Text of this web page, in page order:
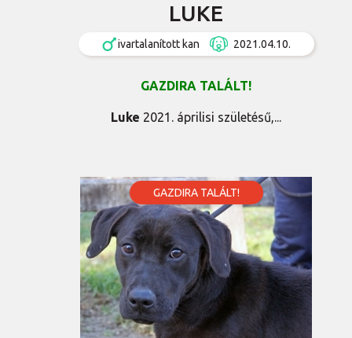
LUKE
ivartalanított kan 2021.04.10.
GAZDIRA TALÁLT!
Luke 2021. áprilisi születésű,...
GAZDIRA TALÁLT!